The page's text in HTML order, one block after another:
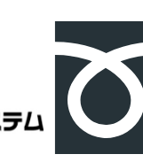
テム株式会社へお任せく